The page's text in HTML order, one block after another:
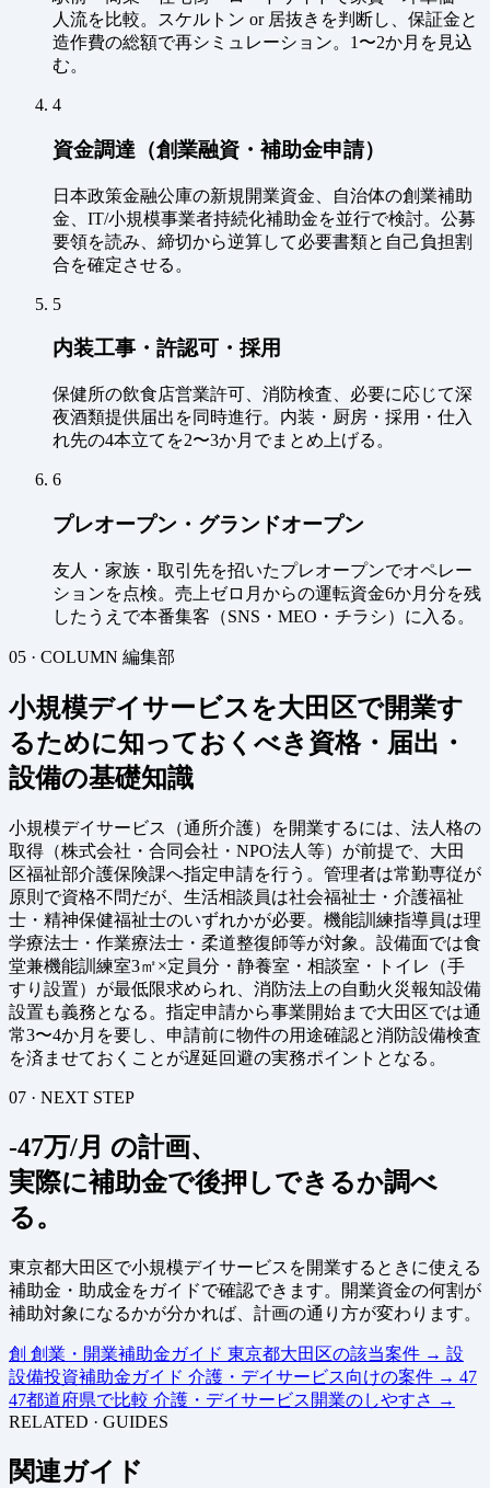
人流を比較。スケルトン or 居抜きを判断し、保証金と
造作費の総額で再シミュレーション。1〜2か月を見込
む。
4
資金調達（創業融資・補助金申請）
日本政策金融公庫の新規開業資金、自治体の創業補助
金、IT/小規模事業者持続化補助金を並行で検討。公募
要領を読み、締切から逆算して必要書類と自己負担割
合を確定させる。
5
内装工事・許認可・採用
保健所の飲食店営業許可、消防検査、必要に応じて深
夜酒類提供届出を同時進行。内装・厨房・採用・仕入
れ先の4本立てを2〜3か月でまとめ上げる。
6
プレオープン・グランドオープン
友人・家族・取引先を招いたプレオープンでオペレー
ションを点検。売上ゼロ月からの運転資金6か月分を残
したうえで本番集客（SNS・MEO・チラシ）に入る。
05 · COLUMN 編集部
小規模デイサービスを大田区で開業す
るために知っておくべき資格・届出・
設備の基礎知識
小規模デイサービス（通所介護）を開業するには、法人格の
取得（株式会社・合同会社・NPO法人等）が前提で、大田
区福祉部介護保険課へ指定申請を行う。管理者は常勤専従が
原則で資格不問だが、生活相談員は社会福祉士・介護福祉
士・精神保健福祉士のいずれかが必要。機能訓練指導員は理
学療法士・作業療法士・柔道整復師等が対象。設備面では食
堂兼機能訓練室3㎡×定員分・静養室・相談室・トイレ（手
すり設置）が最低限求められ、消防法上の自動火災報知設備
設置も義務となる。指定申請から事業開始まで大田区では通
常3〜4か月を要し、申請前に物件の用途確認と消防設備検査
を済ませておくことが遅延回避の実務ポイントとなる。
07 · NEXT STEP
-47万/月 の計画、
実際に補助金で後押しできるか調べ
る。
東京都大田区で小規模デイサービスを開業するときに使える
補助金・助成金をガイドで確認できます。開業資金の何割が
補助対象になるかが分かれば、計画の通り方が変わります。
創 創業・開業補助金ガイド 東京都大田区の該当案件 → 設
設備投資補助金ガイド 介護・デイサービス向けの案件 → 47
47都道府県で比較 介護・デイサービス開業のしやすさ →
RELATED · GUIDES
関連ガイド